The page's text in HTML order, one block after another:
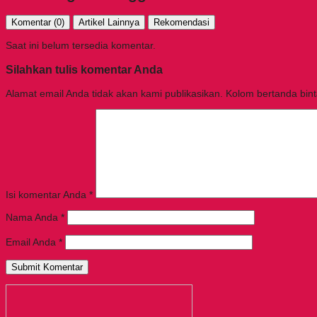
Komentar (0) Artikel Lainnya Rekomendasi
Saat ini belum tersedia komentar.
Silahkan tulis komentar Anda
Alamat email Anda tidak akan kami publikasikan. Kolom bertanda
Isi komentar Anda *
Nama Anda *
Email Anda *